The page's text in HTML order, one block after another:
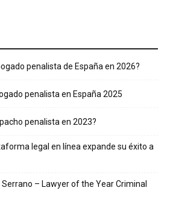
penalista de España en 2026?
penalista en España 2025
penalista en 2023?
legal en línea expande su éxito a
– Lawyer of the Year Criminal